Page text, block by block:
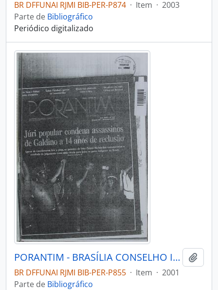
BR DFFUNAI RJMI BIB-PER-P874 · Item · 2003
Parte de Bibliográfico
Periódico digitalizado
PORANTIM - BRASÍLIA CONSELHO INDIGENISTA MISSIONÁRIO - 2001 - Nº241
BR DFFUNAI RJMI BIB-PER-P855 · Item · 2001
Parte de Bibliográfico